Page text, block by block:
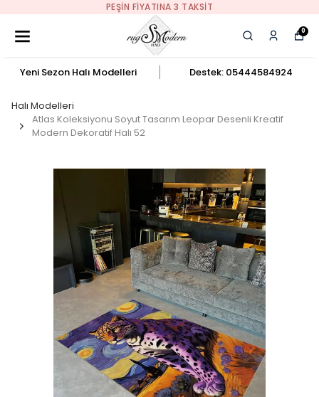
PEŞIN FIYATINA 3 TAKSIT
0
Yeni Sezon Halı Modelleri Destek: 05444584924
Halı Modelleri
Atlas Koleksiyonu Soyut Tasarım Leopar Desenli Kreatif
Modern Dekoratif Halı 52